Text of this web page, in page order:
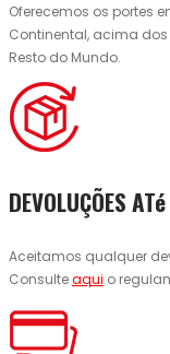
Oferecemos os portes
Continental, acima dos
Resto do Mundo.
DEVOLUÇÕES
Aceitamos qualquer
Consulteaqui o